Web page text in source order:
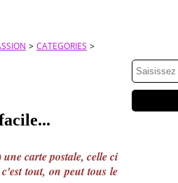
> CATEGORIES >
carte postale, celle ci
tout, on peut tous le